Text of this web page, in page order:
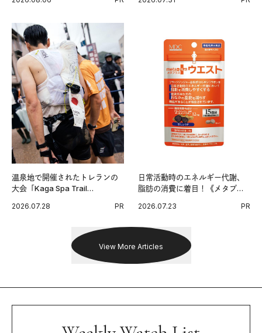
出した新機軸。
温泉地で開催されたトレランの
大会「Kaga Spa Trail
戦を夢見るランナーたちの奮闘
2026.07.28 PR
日常活動時のエネルギー代謝、
脂肪の消費に着目！《メタプラ
習慣。
2026.07.23 PR
View More Articles